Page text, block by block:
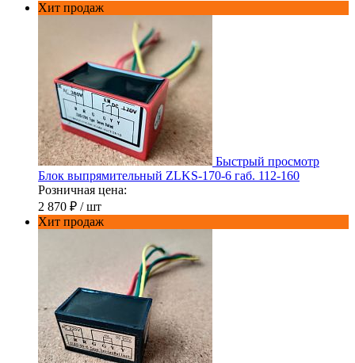
Хит продаж
Быстрый просмотр
Блок выпрямительный ZLKS-170-6 габ. 112-160
Розничная цена:
2 870 ₽ / шт
Хит продаж